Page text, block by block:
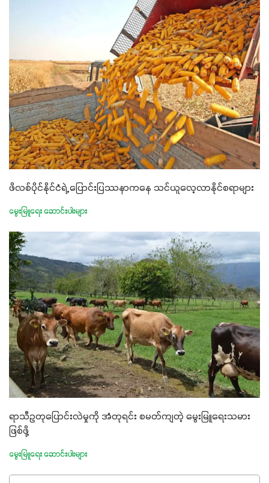
ဖိလစ်ပိုင်နိုင်ငံရဲ့ ပြောင်းပြဿနာကနေ သင်ယူလေ့လာနိုင်စရာများ
မွေးမြူရေး ဆောင်းပါးများ
ရာသီဥတုပြောင်းလဲမှုကို အံတုရင်း စမတ်ကျတဲ့ မွေးမြူရေးသမား
ဖြစ်ဖို့
မွေးမြူရေး ဆောင်းပါးများ